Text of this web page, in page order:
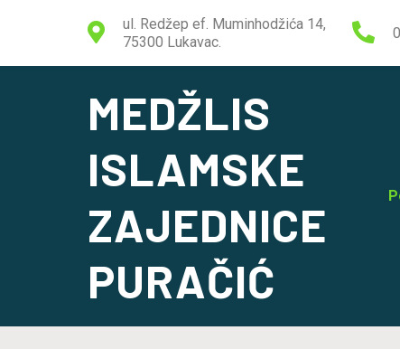
ul. Redžep ef. Muminhodžića 14,
75300 Lukavac.
MEDŽLIS
ISLAMSKE
ZAJEDNICE
PURAČIĆ